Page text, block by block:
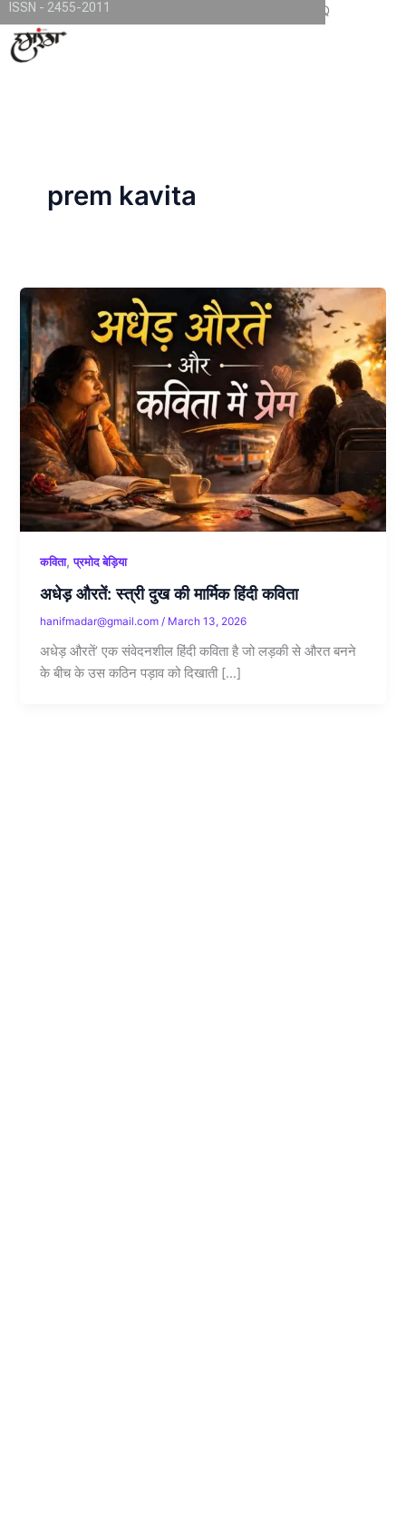
TKjNCP4frpJsub1QbSYMGphQaujBY6Of8-pr1kL7kJQ
ISSN - 2455-2011
prem kavita
कविता,प्रमोद बेड़िया
अधेड़ औरतें: स्त्री दुख की मार्मिक हिंदी कविता
hanifmadar@gmail.com/ March 13, 2026
अधेड़ औरतें’ एक संवेदनशील हिंदी कविता है जो लड़की से औरत बनने
के बीच के उस कठिन पड़ाव को दिखाती […]